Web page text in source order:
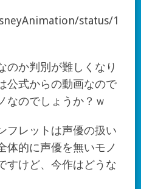
status/1
のか判別が難しくなり
公式からの動画なので
なのでしょうか？ｗ
レットは声優の扱い
体的に声優を無いモノ
すけど、今作はどうな